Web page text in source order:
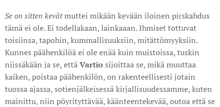
Se on sitten kevätmuttei mikään kevään iloinen pirskahdus
tämä ei ole. Ei todellakaan, lainkaaan. Ihmiset tottuvat
toisiinsa, tapohin, kummallisuuksiin, mitättömyyksiin.
Kunnes päähenkilöä ei ole enää kuin muistoissa, tuskin
niissäkään ja se, ettäVartio sijoittaa se, mikä muuttaa
kaiken, poistaa päähenkilön, on rakenteellisesti jotain
tuossa ajassa, sotienjälkeisessä kirjallisuudessamme, kuten
mainittu, niin pöyrityttävää, käänteentekevää, outoa että se